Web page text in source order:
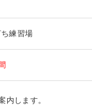
練習場
します。